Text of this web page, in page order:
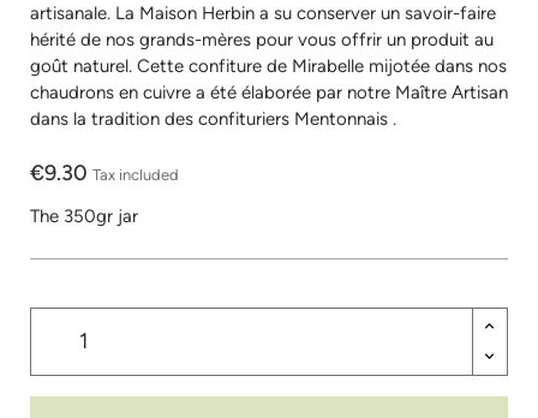
artisanale. La Maison Herbin a su conserver un savoir-faire
hérité de nos grands-mères pour vous offrir un produit au
goût naturel. Cette confiture de Mirabelle mijotée dans nos
chaudrons en cuivre a été élaborée par notre Maître Artisan
dans la tradition des confituriers Mentonnais .
€9.30 Tax included
The 350gr jar